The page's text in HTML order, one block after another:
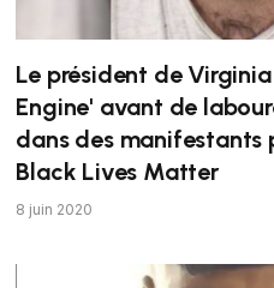
Le président de Virginia
Engine' avant de
dans des manifestants
Black Lives Matter
8 juin 2020